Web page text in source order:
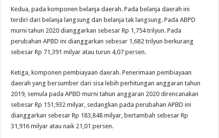
Kedua, pada komponen belanja daerah. Pada belanja daerah ini
terdiri dari belanja langsung dan belanja tak langsung. Pada ABPD
murni tahun 2020 dianggarkan sebesar Rp 1,754 trilyun. Pada
perubahan APBD ini dianggarkan sebesar 1,682 trilyun berkurang
sebesar Rp 71,391 milyar atau turun 4,07 persen.
Ketiga, komponen pembiayaan daerah. Penerimaan pembiayaan
daerah yang bersumber dari sisa lebih perhitungan anggaran tahun
2019, semula pada APBD murni tahun anggaran 2020 direncanakan
sebesar Rp 151,932 milyar, sedangkan pada perubahan APBD ini
dianggarkan sebesar Rp 183,848 milyar, bertambah sebesar Rp
31,916 milyar atau naik 21,01 persen.